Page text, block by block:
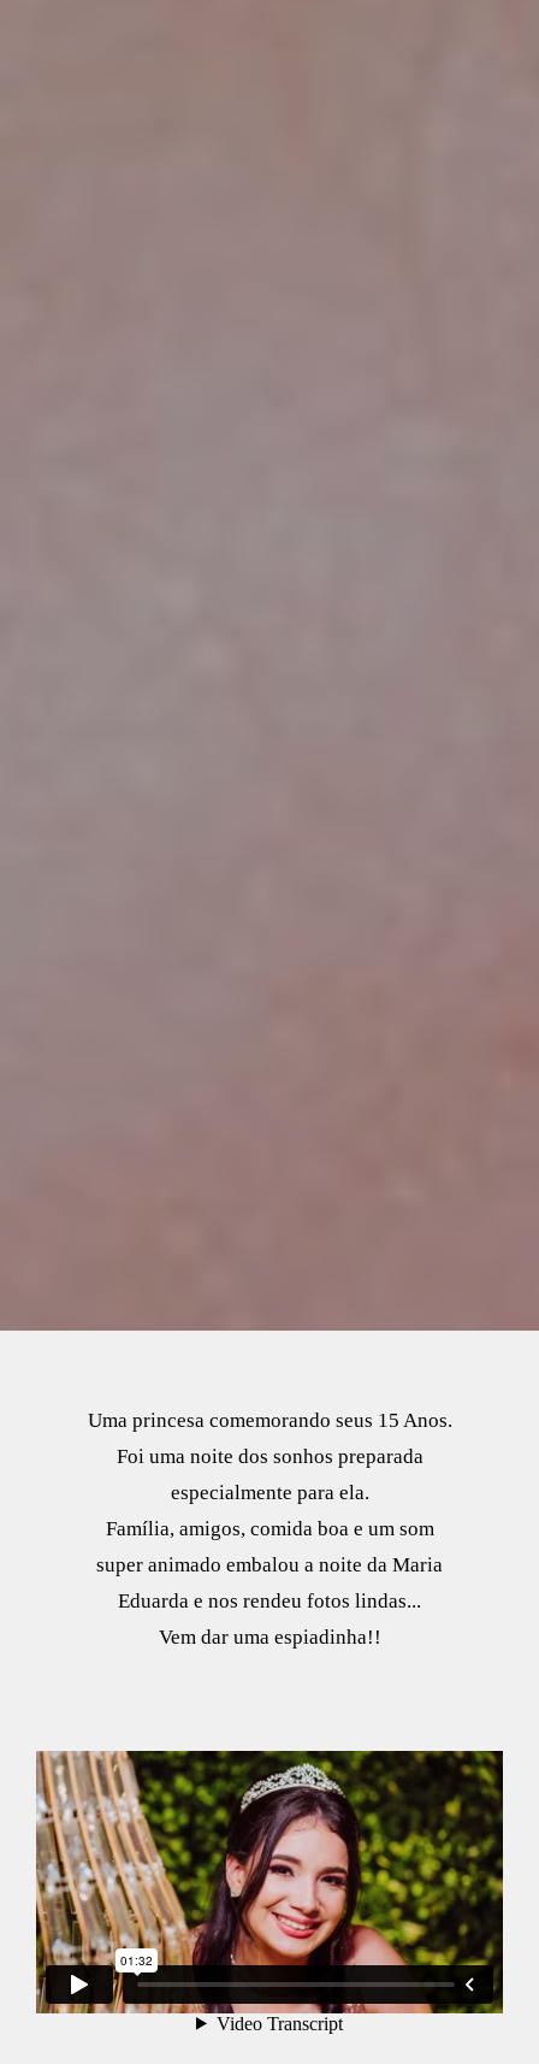
Uma princesa comemorando seus 15 Anos.
Foi uma noite dos sonhos preparada
especialmente para ela.
Família, amigos, comida boa e um som
super animado embalou a noite da Maria
Eduarda e nos rendeu fotos lindas...
Vem dar uma espiadinha!!